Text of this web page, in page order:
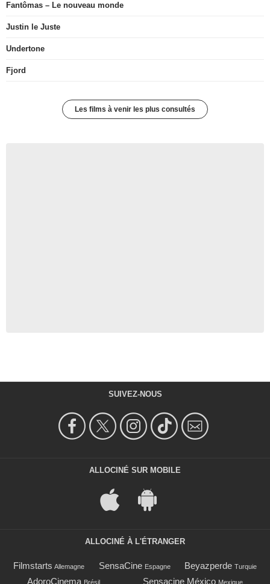
Fantômas – Le nouveau monde
Justin le Juste
Undertone
Fjord
Les films à venir les plus consultés
SUIVEZ-NOUS
ALLOCINÉ SUR MOBILE
ALLOCINÉ À L'ÉTRANGER
Filmstarts Allemagne SensaCine Espagne Beyazperde Turquie
AdoroCinema Brésil Sensacine México Mexique